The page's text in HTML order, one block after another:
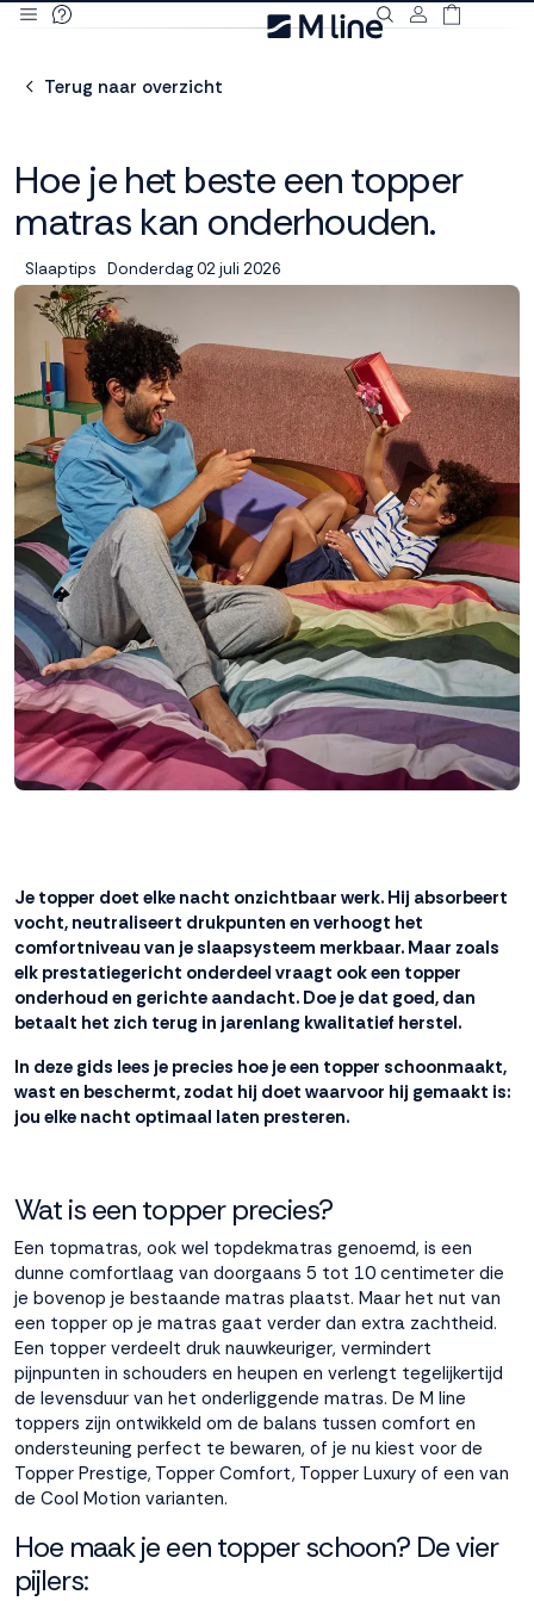
gebruikt
M line plaatst
analytische en
marketing cookies.
Dankzij functionele
cookies werkt de
website goed, terwijl
de analytische
cookies ons helpen
om de website te
verbeteren. Via de
marketing cookies
kunnen we jouw
interactie met ons
binnen en buiten
onze website te
volgen. Dat doen we
legitiem en belangrijk,
anoniem. Meer
weten? LeesBekijk
dit overzichtvoor
alle
cookieinstellingen en
onze marketing
cookies. Kies je voor
Weigeren? Dan
plaatsen we alleen
functionele en
analytische cookies.
Accepteren
Terug naar overzicht
Hoe je het beste een topper
matras kan onderhouden.
Slaaptips Donderdag 02 juli 2026
Je topper doet elke nacht onzichtbaar werk. Hij absorbeert
vocht, neutraliseert drukpunten en verhoogt het
comfortniveau van je slaapsysteem merkbaar. Maar zoals
elk prestatiegericht onderdeel vraagt ook een topper
onderhoud en gerichte aandacht. Doe je dat goed, dan
betaalt het zich terug in jarenlang kwalitatief herstel.
In deze gids lees je precies hoe je een topper schoonmaakt,
wast en beschermt, zodat hij doet waarvoor hij gemaakt is:
jou elke nacht optimaal laten presteren.
Wat is een topper precies?
Een topmatras, ook wel topdekmatras genoemd, is een
dunne comfortlaag van doorgaans 5 tot 10 centimeter die
je bovenop je bestaande matras plaatst. Maar het nut van
een topper op je matras gaat verder dan extra zachtheid.
Een topper verdeelt druk nauwkeuriger, vermindert
pijnpunten in schouders en heupen en verlengt tegelijkertijd
de levensduur van het onderliggende matras. De M line
toppers zijn ontwikkeld om de balans tussen comfort en
ondersteuning perfect te bewaren, of je nu kiest voor de
Topper Prestige, Topper Comfort, Topper Luxury of een van
de Cool Motion varianten.
Hoe maak je een topper schoon? De vier
pijlers: